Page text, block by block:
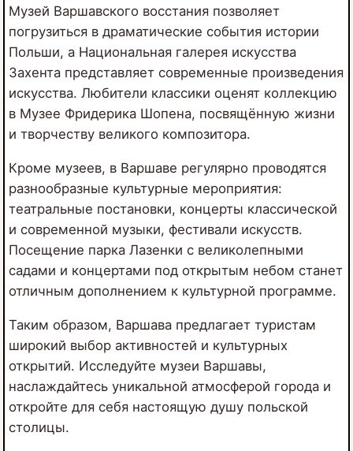
Музей Варшавского восстания позволяет
погрузиться в драматические события истории
Польши, а Национальная галерея искусства
Захента представляет современные произведения
искусства. Любители классики оценят коллекцию
в Музее Фридерика Шопена, посвящённую жизни
и творчеству великого композитора.
Кроме музеев, в Варшаве регулярно проводятся
разнообразные культурные мероприятия:
театральные постановки, концерты классической
и современной музыки, фестивали искусств.
Посещение парка Лазенки с великолепными
садами и концертами под открытым небом станет
отличным дополнением к культурной программе.
Таким образом, Варшава предлагает туристам
широкий выбор активностей и культурных
открытий. Исследуйте музеи Варшавы,
наслаждайтесь уникальной атмосферой города и
откройте для себя настоящую душу польской
столицы.